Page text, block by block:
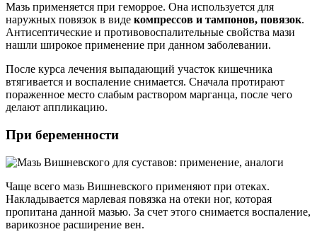
Мазь применяется при геморрое. Она используется для
наружных повязок в виде компрессов и тампонов, повязок.
Антисептические и противовоспалительные свойства мази
нашли широкое применение при данном заболевании.
После курса лечения выпадающий участок кишечника
втягивается и воспаление снимается. Сначала протирают
пораженное место слабым раствором марганца, после чего
делают аппликацию.
При беременности
Чаще всего мазь Вишневского применяют при отеках.
Накладывается марлевая повязка на отеки ног, которая
пропитана данной мазью. За счет этого снимается воспаление,
варикозное расширение вен.